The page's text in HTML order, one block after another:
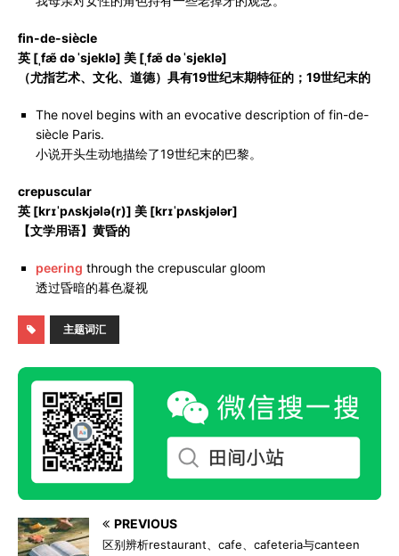
fin-de-siècle
英 [ˌfæ̃ də ˈsjeklə] 美 [ˌfæ̃ də ˈsjeklə]
（尤指艺术、文化、道德）具有19世纪末期特征的；19世纪末的
The novel begins with an evocative description of fin-de-
siècle Paris.
小说开头生动地描绘了19世纪末的巴黎。
crepuscular
英 [krɪˈpʌskjələ(r)] 美 [krɪˈpʌskjələr]
【文学用语】黄昏的
peering through the crepuscular gloom
透过昏暗的暮色凝视
主题词汇
PREVIOUS
区别辨析restaurant、cafe、cafeteria与canteen